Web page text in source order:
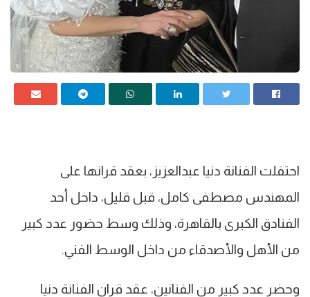
احتفلت الفنانة دنيا عبدالعزيز، بعقد قرانها على
المهندس مصطفى كامل، قبل قليل، داخل أحد
الفنادق الكبرى بالقاهرة، وذلك وسط حضور عدد كبير
من الأهل والأصدقاء من داخل الوسط الفني.
وحضر عدد كبير من الفنانين، عقد قران الفنانة دنيا